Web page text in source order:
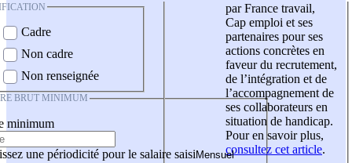
Cadre
Non cadre
Non renseignée
BRUT MINIMUM
minimum
une périodicité pour le salaire saisi
par France travail,
Cap emploi et ses
partenaires pour ses
actions concrètes en
faveur du recrutement,
de l’intégration et de
l’accompagnement de
ses collaborateurs en
situation de handicap.
Pour en savoir plus,
consultez cet article.